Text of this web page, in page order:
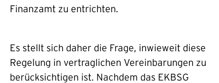
Finanzamt zu entrichten.
Es stellt sich daher die Frage, inwieweit diese
Regelung in vertraglichen Vereinbarungen zu
berücksichtigen ist. Nachdem das EKBSG